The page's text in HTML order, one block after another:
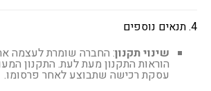
4. תנאים נוספים
שינוי תקנון: החברה שומרת לעצמה
הוראות התקנון מעת לעת. התקנון
עסקת רכישה שתבוצע לאחר פרסומו.